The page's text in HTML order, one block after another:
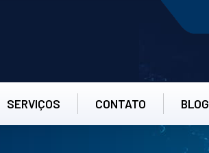
SERVIÇOS CONTATO BLOG